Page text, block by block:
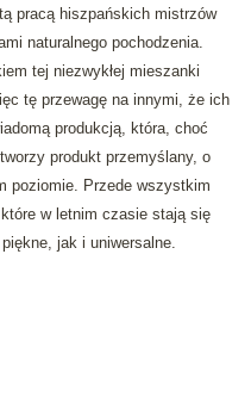
pracą hiszpańskich mistrzów
naturalnego pochodzenia.
tej niezwykłej mieszanki
tę przewagę na innymi, że ich
produkcją, która, choć
produkt przemyślany, o
poziomie. Przede wszystkim
w letnim czasie stają się
jak i uniwersalne.